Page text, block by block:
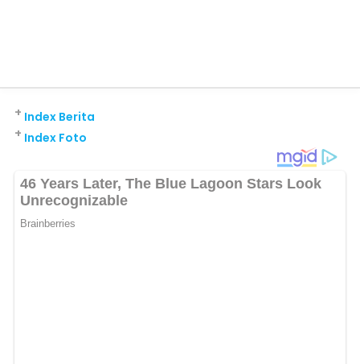
Index Berita
+
Index Foto
+